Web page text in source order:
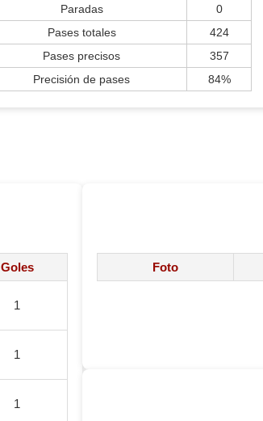
Paradas
0
Pases totales
424
Pases precisos
357
Precisión de pases 84%
Goles
1
1
1
Foto